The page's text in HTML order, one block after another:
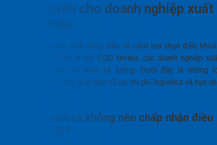
Lời khuyên cho doanh nghiệp xuất
nhập khẩu
Để đưa ra quyết định đúng đắn về cách lựa chọn điều
thuê tàu, đặc biệt là với CQD terms, các doanh nghiệp
nhập khẩu cần cân nhắc kỹ lưỡng. Dưới đây là những
khuyên chuyên sâu giúp bạn tối ưu chi phí logistics và hạn
Khi nào nên và không nên chấp nhận điều
khoản CQD?